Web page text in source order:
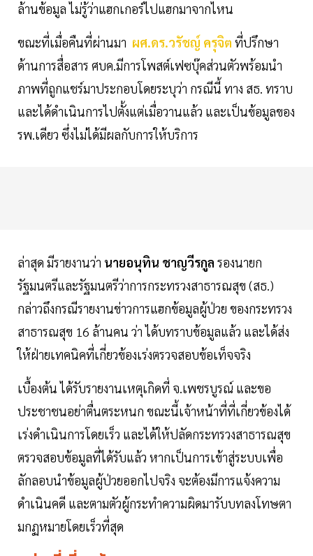
ล้านข้อมูล ไม่รู้ว่าแฮกเกอร์ไปแฮกมาจากไหน
ขณะที่เมื่อคืนที่ผ่านมา ผศ.ดร.วรัชญ์ ครุจิต ที่ปรึกษา
ด้านการสื่อสาร ศบค.มีการโพสต์เฟซบุ๊คส่วนตัวพร้อมนำ
ภาพที่ถูกแชร์มาประกอบโดยระบุว่า กรณีนี้ ทาง สธ. ทราบ
และได้ดำเนินการไปตั้งแต่เมื่อวานแล้ว และเป็นข้อมูลของ
รพ.เดียว ซึ่งไม่ได้มีผลกับการให้บริการ
ล่าสุด มีรายงานว่า นายอนุทิน ชาญวีรกูล รองนายก
รัฐมนตรีและรัฐมนตรีว่าการกระทรวงสาธารณสุข (สธ.)
กล่าวถึงกรณีรายงานข่าวการแฮกข้อมูลผู้ป่วย ของกระทรวง
สาธารณสุข 16 ล้านคน ว่า ได้บทราบข้อมูลแล้ว และได้ส่ง
ให้ฝ่ายเทคนิคที่เกี่ยวข้องเร่งตรวจสอบข้อเท็จจริง
เบื้องต้น ได้รับรายงานเหตุเกิดที่ จ.เพชรบูรณ์ และขอ
ประชาชนอย่าตื่นตระหนก ขณะนี้เจ้าหน้าที่ที่เกี่ยวข้องได้
เร่งดำเนินการโดยเร็ว และได้ให้ปลัดกระทรวงสาธารณสุข
ตรวจสอบข้อมูลที่ได้รับแล้ว หากเป็นการเข้าสู่ระบบเพื่อ
ลักลอบนำข้อมูลผู้ป่วยออกไปจริง จะต้องมีการแจ้งความ
ดำเนินคดี และตามตัวผู้กระทำความผิดมารับบทลงโทษตา
มกฏหมายโดยเร็วที่สุด